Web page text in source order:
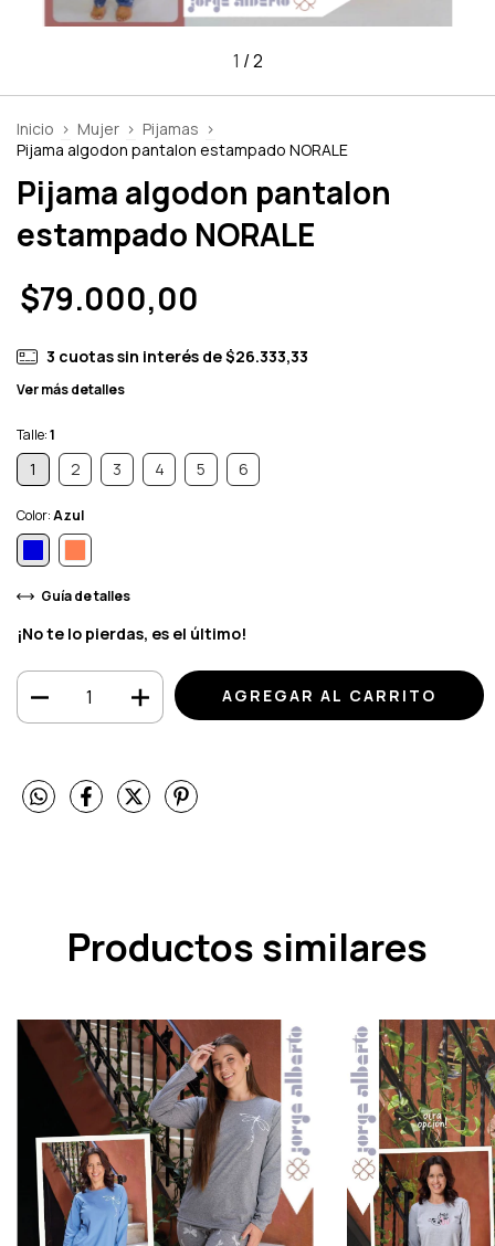
1 /2
Inicio > Mujer > Pijamas >
Pijama algodon pantalon estampado NORALE
Pijama algodon pantalon
estampado NORALE
$79.000,00
3 cuotas sin interés de$26.333,33
Ver más detalles
Talle:1
1 2 3 4 5 6
Color:Azul
Guía de talles
¡No te lo pierdas, es el último!
Productos similares